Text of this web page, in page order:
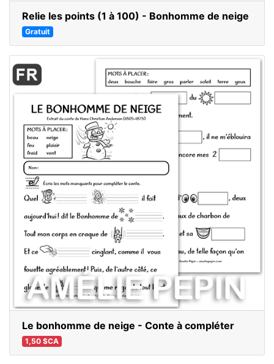
Relie les points (1 à 100) - Bonhomme de neige
Gratuit
Le bonhomme de neige - Conte à compléter
1,50 $CA